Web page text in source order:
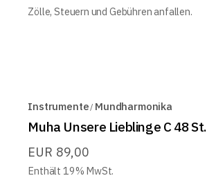
Zölle, Steuern und Gebühren anfallen.
Instrumente Mundharmonika
Muha Unsere Lieblinge C 48 St.
EUR 89,00
Enthält 19% MwSt.